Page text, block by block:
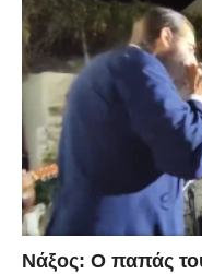
Νάξος: Ο παπάς